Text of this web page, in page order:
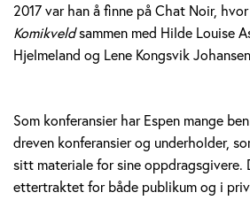
2017 var han å finne på Chat Noir,
Komikveldsammen med Hilde Louise
Hjelmeland og Lene Kongsvik
Som konferansier har Espen mange
dreven konferansier og underholder,
sitt materiale for sine
ettertraktet for både publikum og i